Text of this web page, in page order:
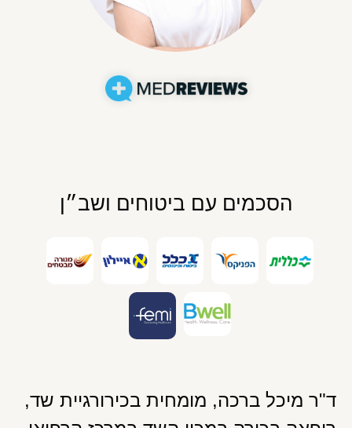
ד"ר מיכל ברכה, מומחית בכירורגיית שד,
הסכמים עם ביטוחים ושב״ן